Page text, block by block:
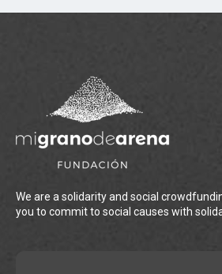
We are a solidarity and social
you to commit to social causes with